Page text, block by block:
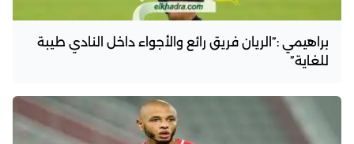
براهيمي :”الريان فريق رائع والأجواء داخل النادي طيبة
للغاية”